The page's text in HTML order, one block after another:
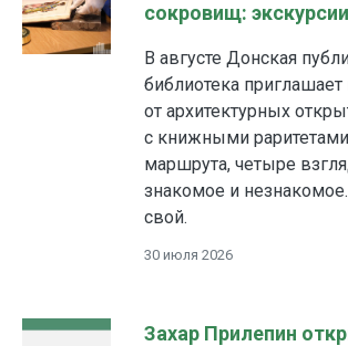
сокровищ:
В августе Донская
библиотека
от архитектурных
с книжными
маршрута, четыре
знакомое и
свой.
30 июля 2026
Захар Прилепин